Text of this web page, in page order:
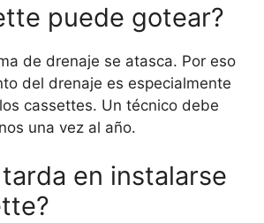
puede gotear?
de drenaje se atasca. Por eso
del drenaje es especialmente
cassettes. Un técnico debe
una vez al año.
en instalarse